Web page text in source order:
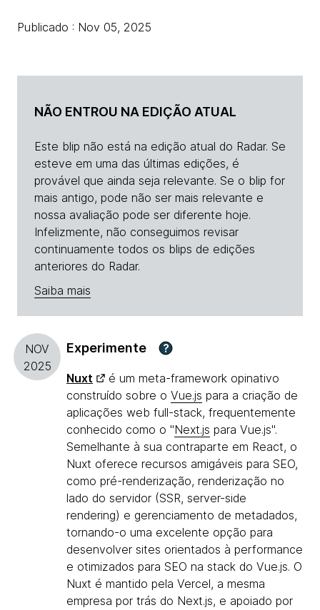
Publicado : Nov 05, 2025
NÃO ENTROU NA EDIÇÃO ATUAL
Este blip não está na edição atual do Radar. Se
esteve em uma das últimas edições, é
provável que ainda seja relevante. Se o blip for
mais antigo, pode não ser mais relevante e
nossa avaliação pode ser diferente hoje.
Infelizmente, não conseguimos revisar
continuamente todos os blips de edições
anteriores do Radar.
Saiba mais
NOV
2025
Experimente ?
Nuxt
é um meta-framework opinativo
construído sobre o Vue.js para a criação de
aplicações web full-stack, frequentemente
conhecido como o "Next.js para Vue.js".
Semelhante à sua contraparte em React, o
Nuxt oferece recursos amigáveis para SEO,
como pré-renderização, renderização no
lado do servidor (SSR, server-side
rendering) e gerenciamento de metadados,
tornando-o uma excelente opção para
desenvolver sites orientados à performance
e otimizados para SEO na stack do Vue.js. O
Nuxt é mantido pela Vercel, a mesma
empresa por trás do Next.js, e apoiado por